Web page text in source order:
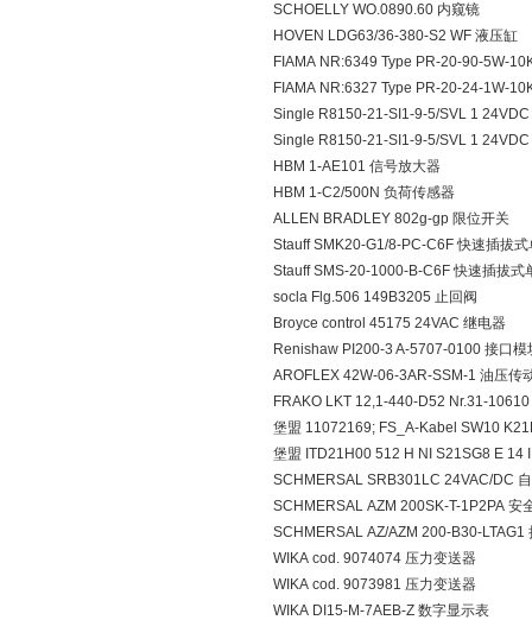
SCHOELLY WO.0890.60 内窥镜
HOVEN LDG63/36-380-S2 WF 液压缸
FIAMA NR:6349 Type PR-20-90-5W-
FIAMA NR:6327 Type PR-20-24-1W-
Single R8150-21-SI1-9-5/SVL 1
Single R8150-21-SI1-9-5/SVL 1
HBM 1-AE101 信号放大器
HBM 1-C2/500N 负荷传感器
ALLEN BRADLEY 802g-gp 限位开关
Stauff SMK20-G1/8-PC-C6F 快速插拔式
Stauff SMS-20-1000-B-C6F 快速插拔式
socla Flg.506 149B3205 止回阀
Broyce control 45175 24VAC 继电器
Renishaw PI200-3 A-5707-0100 接口模
AROFLEX 42W-06-3AR-SSM-1 油压传
FRAKO LKT 12,1-440-D52 Nr.31-
堡盟 11072169; FS_A-Kabel SW10
堡盟 ITD21H00 512 H NI S21SG8 E 14
SCHMERSAL SRB301LC 24VAC/DC
SCHMERSAL AZM 200SK-T-1P2PA 安
SCHMERSAL AZ/AZM 200-B30-LTAG1
WIKA cod. 9074074 压力变送器
WIKA cod. 9073981 压力变送器
WIKA DI15-M-7AEB-Z 数字显示表